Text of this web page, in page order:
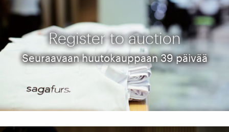
Register to auction
Seuraavaan huutokauppaan 39 päivää